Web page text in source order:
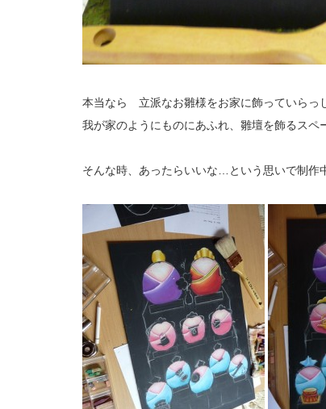
本当なら 立派なお雛様をお家に飾っていらっ
我が家のようにものにあふれ、雛壇を飾るスペ
そんな時、あったらいいな…という思いで制作